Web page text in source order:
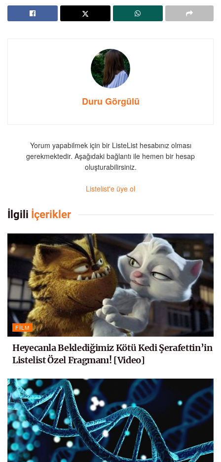
Duru Görgülü
Yorum yapabilmek için bir ListeList hesabınız olması
gerekmektedir. Aşağıdaki bağlantı ile hemen bir hesap
oluşturabilirsiniz.
Listelist'e üye ol
İlgili İçerikler
FILM
Heyecanla Beklediğimiz Kötü Kedi Şerafettin’in
Listelist Özel Fragmanı! [Video]